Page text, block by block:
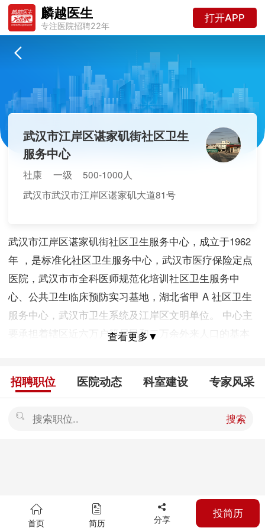
麟越医生
专注医院招聘22年
打开APP
武汉市江岸区谌家矶街社区卫生
服务中心
社康 一级
500-1000人
武汉市武汉市江岸区谌家矶大道81号
武汉市江岸区谌家矶街社区卫生服务中心，成立于1962
年 ，是标准化社区卫生服务中心，武汉市医疗保险定点
医院，武汉市市全科医师规范化培训社区卫生服务中
心、公共卫生临床预防实习基地，湖北省甲 A 社区卫生
服务中心，武汉市卫生系统及江岸区文明单位。 中心主
要承担着辖区近六万户籍居民和二万余外来人口的基本
米，有中高级专业技术人员60余人。设有全科门诊、中
科、康复病房等。 近年来，先后与解放军161医院、武
以健康为中心”的服务理念，为社区居民提供医疗、预
防、保健、康复、健康教育及计划生育指导等社区卫生
查看更多▼
招聘职位 医院动态 科室建设 专家风采
搜索
首页 简历 分享 投简历